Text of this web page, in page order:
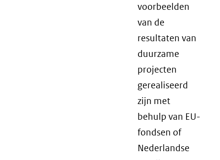
voorbeelden
van de
resultaten van
duurzame
projecten
gerealiseerd
zijn met
behulp van EU-
fondsen of
Nederlandse